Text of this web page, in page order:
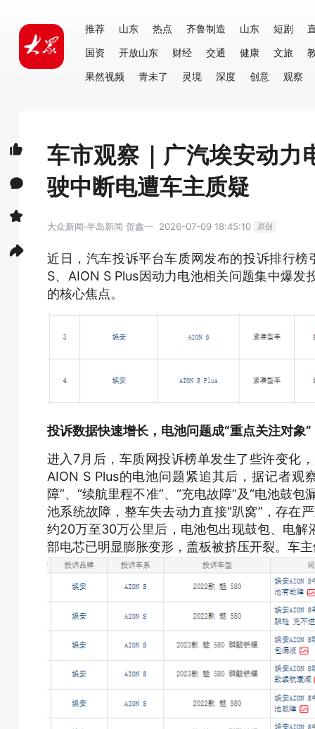
推荐 山东 热点 齐鲁制造 山东 短剧
国资
开放山东 财经 交通 健康 文旅
果然视频
青未了 灵境 深度 创意 观察
车市观察｜广汽埃安动力
驶中断电遭车主质疑
大众新闻·半岛新闻 贺鑫一 2026-07-09 18:45:10 原创
近日，汽车投诉平台车质网发布的投诉排行
S、AION S Plus因动力电池相关问题集中爆
的核心焦点。
投诉数据快速增长，电池问题成“重点关注对象”
进入7月后，车质网投诉榜单发生了些许变化
AION S Plus的电池问题紧追其后，据记者观
障”、“续航里程不准”、“充电故障”及“电池鼓
池系统故障，整车失去动力直接“趴窝”，存在
约20万至30万公里后，电池包出现鼓包、电
部电芯已明显膨胀变形，盖板被挤压开裂。车